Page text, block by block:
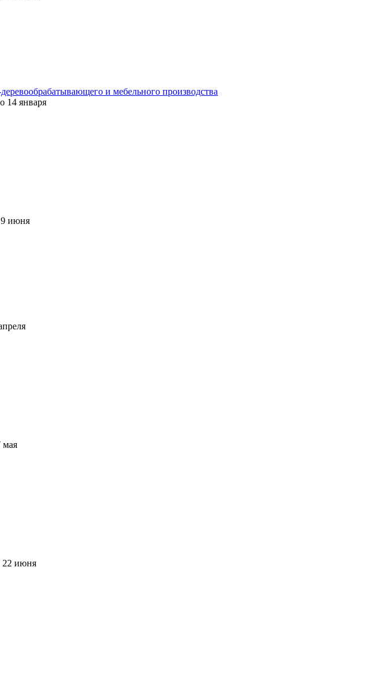
и мебельного производства
14 января
9 июня
мая
22 июня